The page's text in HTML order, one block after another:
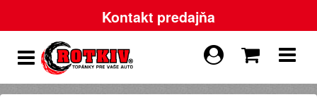
Kontakt predajňa